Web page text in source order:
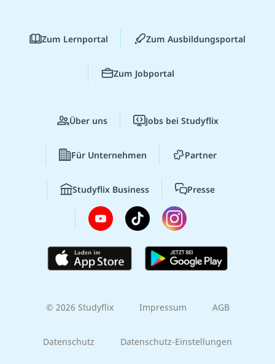
Zum Lernportal Zum Ausbildungsportal
Zum Jobportal
Über uns Jobs bei Studyflix
Für Unternehmen Partner
Studyflix Business Presse
© 2026 Studyflix Impressum AGB
Datenschutz Datenschutz-Einstellungen